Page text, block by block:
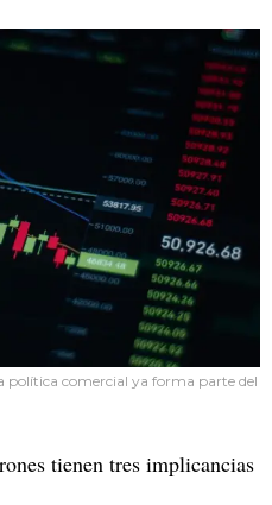
política comercial ya forma parte del
tienen tres implicancias